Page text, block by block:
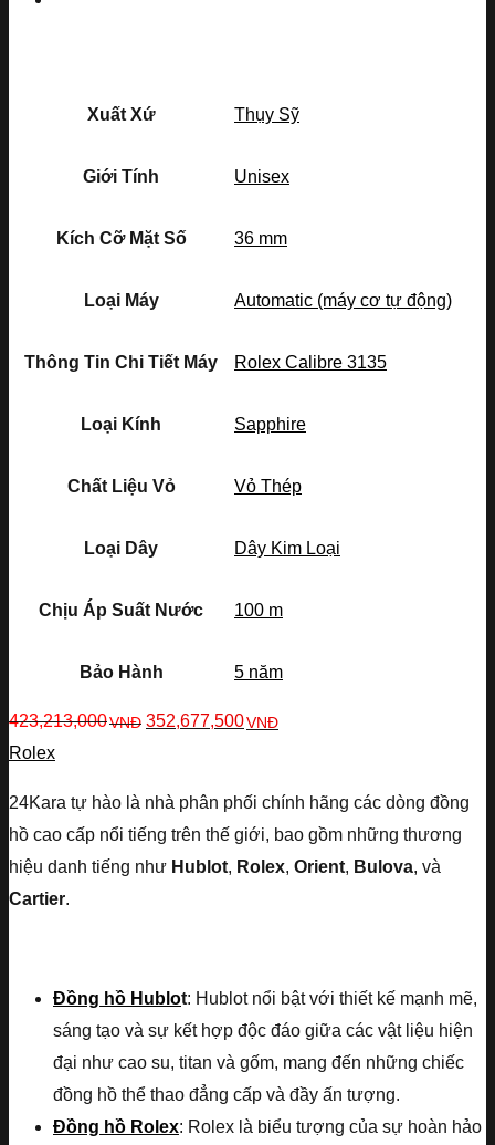
Xuất Xứ Thụy Sỹ
Giới Tính Unisex
Kích Cỡ Mặt Số 36 mm
Loại Máy Automatic (máy cơ tự động)
Thông Tin Chi Tiết Máy Rolex Calibre 3135
Loại Kính Sapphire
Chất Liệu Vỏ Vỏ Thép
Loại Dây Dây Kim Loại
Chịu Áp Suất Nước 100 m
Bảo Hành 5 năm
423,213,000VNĐ 352,677,500VNĐ
Rolex
24Kara tự hào là nhà phân phối chính hãng các dòng đồng
hồ cao cấp nổi tiếng trên thế giới, bao gồm những thương
hiệu danh tiếng như Hublot, Rolex, Orient, Bulova, và
Cartier.
Đồng hồ Hublot: Hublot nổi bật với thiết kế mạnh mẽ,
sáng tạo và sự kết hợp độc đáo giữa các vật liệu hiện
đại như cao su, titan và gốm, mang đến những chiếc
đồng hồ thể thao đẳng cấp và đầy ấn tượng.
Đồng hồ Rolex: Rolex là biểu tượng của sự hoàn hảo